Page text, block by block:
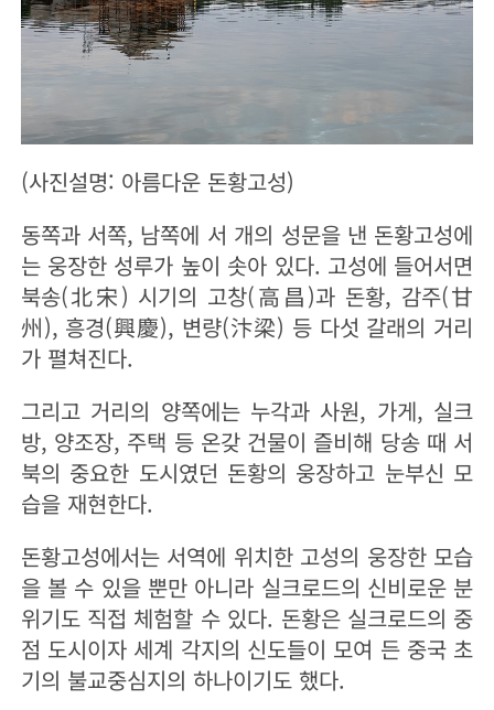
(사진설명: 아름다운 돈황고성)
동쪽과 서쪽, 남쪽에 서 개의 성문을 낸 돈황고성에
는 웅장한 성루가 높이 솟아 있다. 고성에 들어서면
북송(北宋) 시기의 고창(高昌)과 돈황, 감주(甘
州), 흥경(興慶), 변량(汴梁) 등 다섯 갈래의 거리
가 펼쳐진다.
그리고 거리의 양쪽에는 누각과 사원, 가게, 실크
방, 양조장, 주택 등 온갖 건물이 즐비해 당송 때 서
북의 중요한 도시였던 돈황의 웅장하고 눈부신 모
습을 재현한다.
돈황고성에서는 서역에 위치한 고성의 웅장한 모습
을 볼 수 있을 뿐만 아니라 실크로드의 신비로운 분
위기도 직접 체험할 수 있다. 돈황은 실크로드의 중
점 도시이자 세계 각지의 신도들이 모여 든 중국 초
기의 불교중심지의 하나이기도 했다.